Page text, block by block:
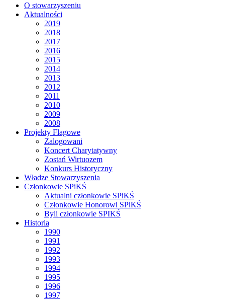
O stowarzyszeniu
Aktualności
2019
2018
2017
2016
2015
2014
2013
2012
2011
2010
2009
2008
Projekty Flagowe
Zalogowani
Koncert Charytatywny
Zostań Wirtuozem
Konkurs Historyczny
Władze Stowarzyszenia
Członkowie SPiKŚ
Aktualni członkowie SPiKŚ
Członkowie Honorowi SPiKŚ
Byli członkowie SPIKŚ
Historia
1990
1991
1992
1993
1994
1995
1996
1997